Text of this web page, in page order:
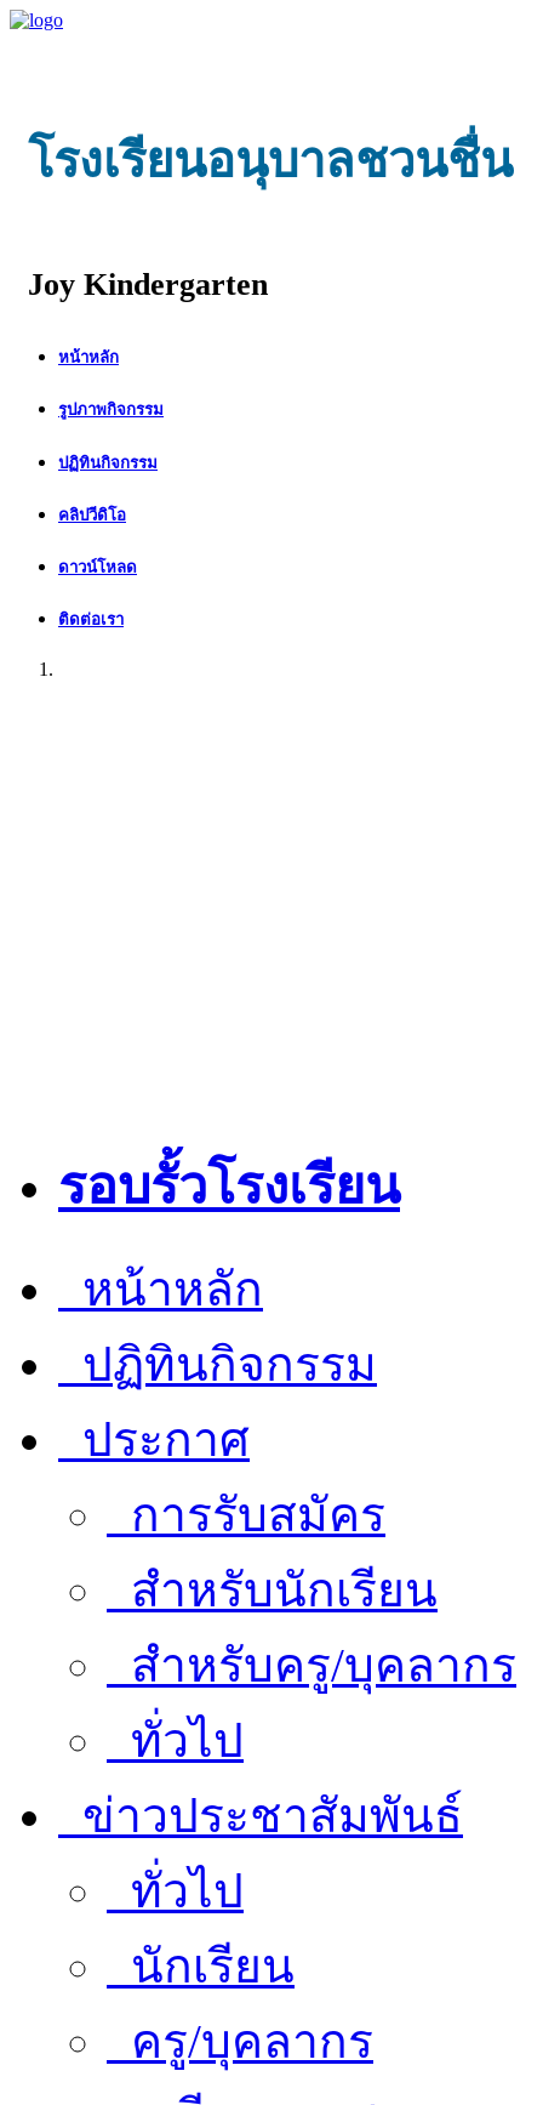
โรงเรียนอนุบาลชวนชื่น
Joy Kindergarten
หน้าหลัก
รูปภาพกิจกรรม
ปฏิทินกิจกรรม
คลิปวีดิโอ
ดาวน์โหลด
ติดต่อเรา
รอบรั้วโรงเรียน
หน้าหลัก
ปฏิทินกิจกรรม
ประกาศ
การรับสมัคร
สำหรับนักเรียน
สำหรับครู/บุคลากร
ทั่วไป
ข่าวประชาสัมพันธ์
ทั่วไป
นักเรียน
ครู/บุคลากร